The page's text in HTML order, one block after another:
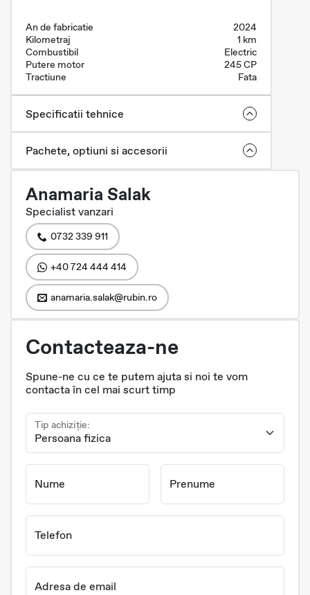
An de fabricatie
2024
Kilometraj
1 km
Combustibil
Electric
Putere motor
245 CP
Tractiune
Fata
Specificatii tehnice
Pachete, optiuni si accesorii
Anamaria Salak
Specialist vanzari
0732 339 911
+40 724 444 414
anamaria.salak@rubin.ro
Contacteaza-ne
Spune-ne cu ce te putem ajuta si noi te vom
contacta în cel mai scurt timp
Tip achiziție:
Nume Prenume
Telefon
Adresa de email